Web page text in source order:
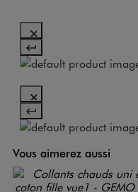
Vous aimerez aussi